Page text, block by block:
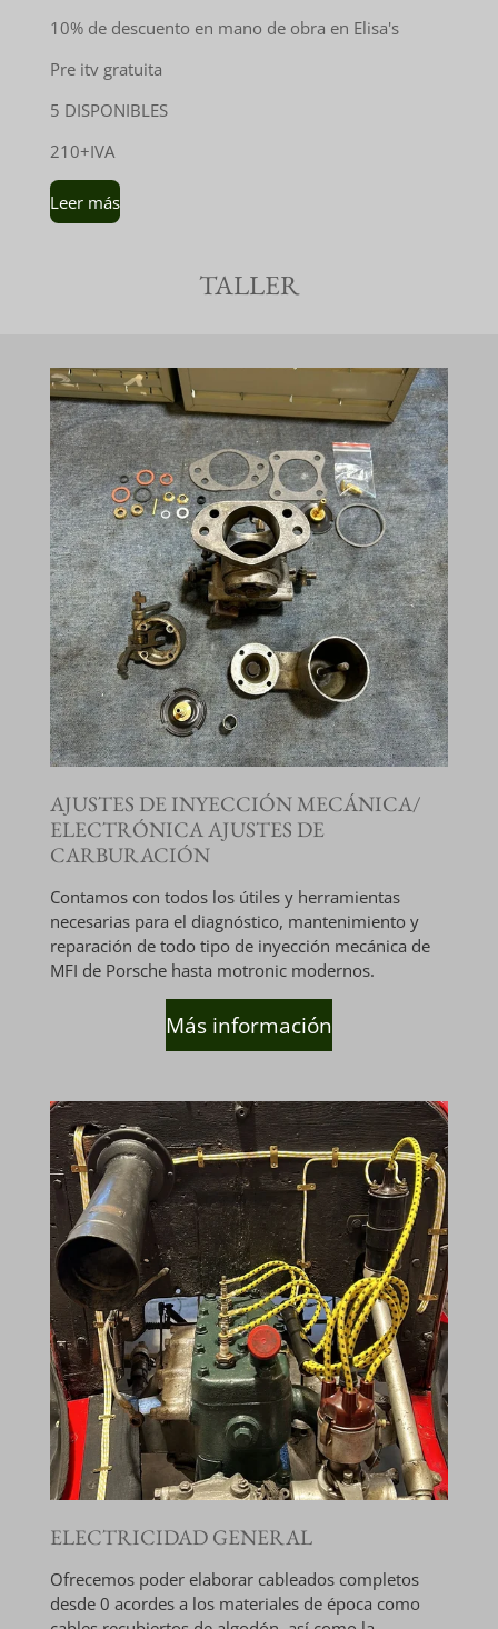
10% de descuento en mano de obra en Elisa's
Pre itv gratuita
5 DISPONIBLES
210+IVA
Leer más
TALLER
AJUSTES DE INYECCIÓN MECÁNICA/
ELECTRÓNICAAJUSTES DE
CARBURACIÓN
Contamos con todos los útiles y herramientas
necesarias para el diagnóstico, mantenimiento y
reparación de todo tipo de inyección mecánica de
MFI de Porsche hasta motronic modernos.
Más información
ELECTRICIDAD GENERAL
Ofrecemos poder elaborar cableados completos
desde 0 acordes a los materiales de época como